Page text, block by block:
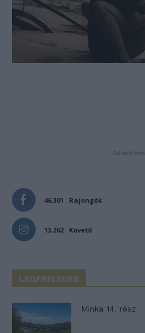
-
46,301 Rajongók
13,262 Követő
LEGFRISSEBB
Minka 14. rész